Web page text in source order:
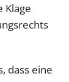
Klage
dass eine